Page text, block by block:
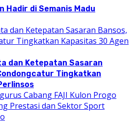
Hadir di Semanis Madu
dan Ketepatan Sasaran
Tingkatkan